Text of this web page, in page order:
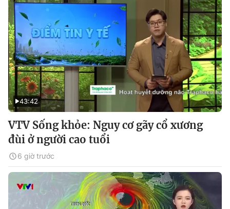
43:42
VTV Sống khỏe: Nguy cơ gãy cổ xương
đùi ở người cao tuổi
6 giờ trước